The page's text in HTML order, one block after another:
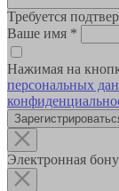
Требуется
Ваше имя *
Нажимая на
персональных
Электронная